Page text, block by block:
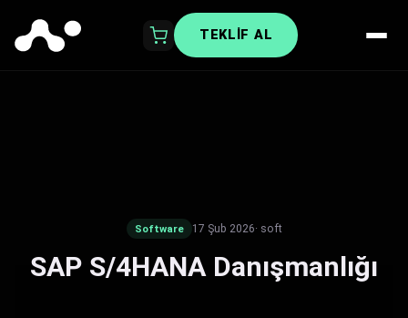
TEKLIF AL
Software 17 Şub 2026· soft
SAP S/4HANA Danışmanlığı